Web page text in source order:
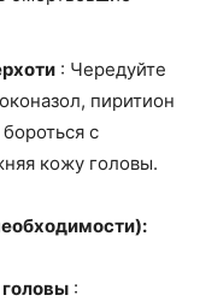
: Чередуйте
пиритион
с
кожу головы.
: